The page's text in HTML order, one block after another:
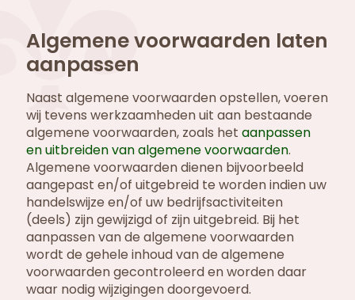
Algemene voorwaarden laten
aanpassen
Naast algemene voorwaarden opstellen, voeren
wij tevens werkzaamheden uit aan bestaande
algemene voorwaarden, zoals hetaanpassen
en uitbreiden van algemene voorwaarden.
Algemene voorwaarden dienen bijvoorbeeld
aangepast en/of uitgebreid te worden indien uw
handelswijze en/of uw bedrijfsactiviteiten
(deels) zijn gewijzigd of zijn uitgebreid. Bij het
aanpassen van de algemene voorwaarden
wordt de gehele inhoud van de algemene
voorwaarden gecontroleerd en worden daar
waar nodig wijzigingen doorgevoerd.